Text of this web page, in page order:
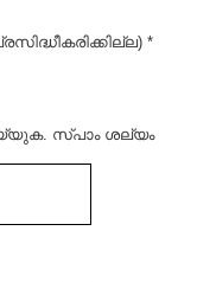
*
സ്പാം ശല്യം